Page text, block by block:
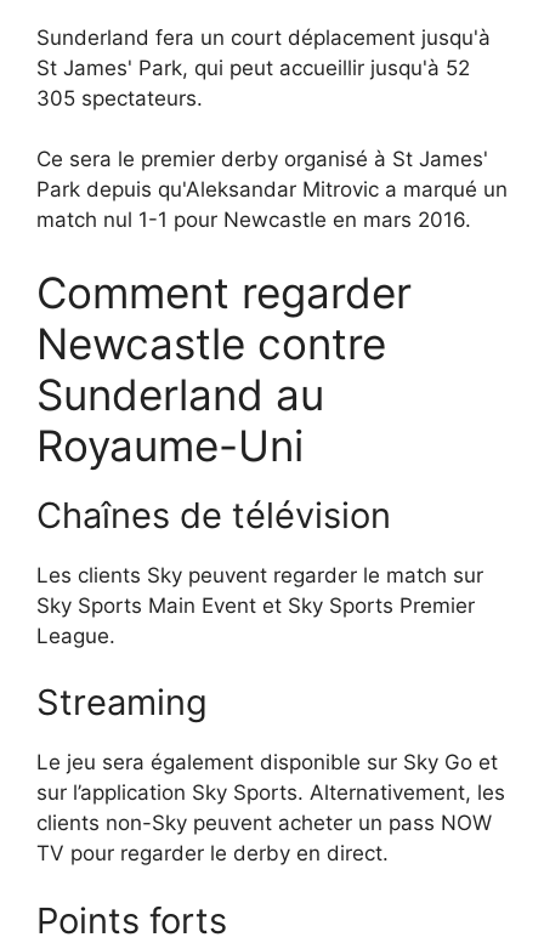
Sunderland fera un court déplacement jusqu'à
St James' Park, qui peut accueillir jusqu'à 52
305 spectateurs.
Ce sera le premier derby organisé à St James'
Park depuis qu'Aleksandar Mitrovic a marqué un
match nul 1-1 pour Newcastle en mars 2016.
Comment regarder
Newcastle contre
Sunderland au
Royaume-Uni
Chaînes de télévision
Les clients Sky peuvent regarder le match sur
Sky Sports Main Event et Sky Sports Premier
League.
Streaming
Le jeu sera également disponible sur Sky Go et
sur l’application Sky Sports. Alternativement, les
clients non-Sky peuvent acheter un pass NOW
TV pour regarder le derby en direct.
Points forts